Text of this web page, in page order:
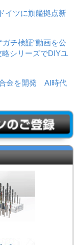
イツに旗艦拠点新
ガチ検証”動画を公
シリーズでDIYユ
金を開発 AI時代